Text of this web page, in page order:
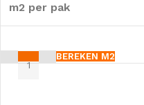
m2 per pak
BEREKEN M2